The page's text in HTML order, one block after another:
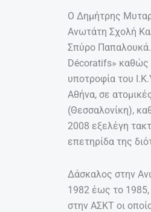
Ο Δημήτρης
Ανωτάτη Σχολή
Σπύρο Παπαλουκά.
Décoratifs» καθώς
υποτροφία του
Αθήνα, σε
(Θεσσαλονίκη),
2008 εξελέγη
επετηρίδα της
Δάσκαλος στην
1982 έως το 1985,
στην ΑΣΚΤ οι